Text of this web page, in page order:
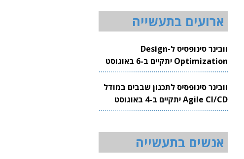
ארועים בתעשייה
וובינר סינופסיס ל-Design
Optimization יתקיים ב-6 באוגוסט
2026
וובינר סינופסיס לתכנון שבבים במודל
Agile CI/CD יתקיים ב-4 באוגוסט
2026
אנשים בתעשייה